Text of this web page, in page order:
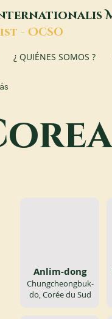
- OCSO
¿ QUIÉNES SOMOS ?
Anlim-dong
Chungcheongbuk-
do, Corée du Sud